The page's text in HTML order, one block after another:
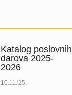
Katalog poslovnih
darova 2025-
2026
10.11.'25.